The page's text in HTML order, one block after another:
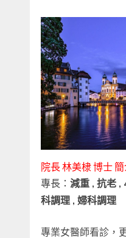
院長 林美棣 博士
專長： 減重 , 抗老 ,
科調理 , 婦科調理
專業女醫師看診，